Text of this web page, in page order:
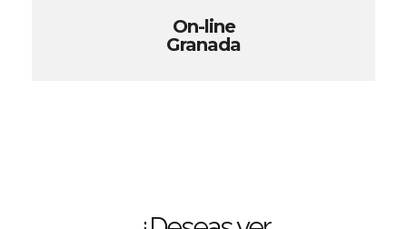
On-line
Granada